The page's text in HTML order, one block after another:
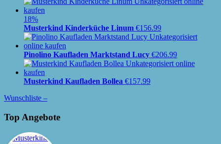
18%
Musterkind Kinderküche Linum €156.99
Pinolino Kaufladen Marktstand Lucy €206.99
Musterkind Kaufladen Bollea €157.99
Wunschliste –
Top Angebote